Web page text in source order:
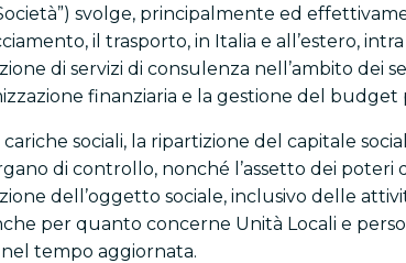
svolge, principalmente ed
il trasporto, in Italia e all’estero,
di servizi di consulenza nell’ambito dei
finanziaria e la gestione del
sociali, la ripartizione del capitale
di controllo, nonché l’assetto dei
dell’oggetto sociale, inclusivo delle
per quanto concerne Unità Locali e
tempo aggiornata.